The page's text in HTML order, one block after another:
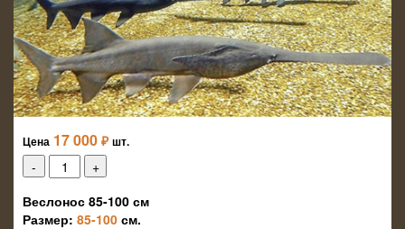
Цена 17 000 ₽ шт.
Веслонос 85-100 см
Размер: 85-100 см.